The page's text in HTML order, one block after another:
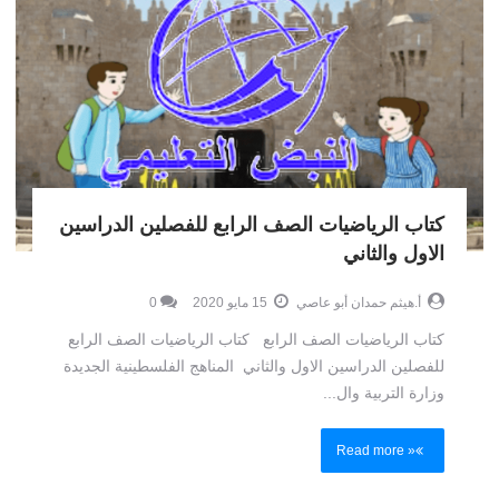
كتاب الرياضيات الصف الرابع للفصلين الدراسين
الاول والثاني
أ.هيثم حمدان أبو عاصي 0
كتاب الرياضيات الصف الرابع كتاب الرياضيات الصف الرابع
للفصلين الدراسين الاول والثاني المناهج الفلسطينية الجديدة
وزارة التربية وال...
Read more »